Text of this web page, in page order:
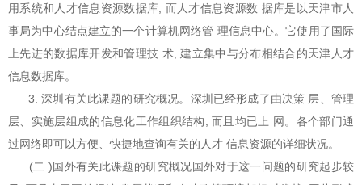
用系统和人才信息资源数据库, 而人才信息资源数 据库是以天津市人
事局为中心结点建立的一个计算机网络管 理信息中心。它使用了国际
上先进的数据库开发和管理技 术, 建立集中与分布相结合的天津人才
信息数据库。
3. 深圳有关此课题的研究概况。深圳已经形成了由决策 层、管理
层、实施层组成的信息化工作组织结构, 而且均已上 网。各个部门通
过网络即可以方便、快捷地查询有关的人才 信息资源的详细状况。
(二 )国外有关此课题的研究概况国外对于这一问题的研究起步较